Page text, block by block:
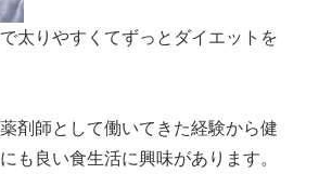
太りやすくてずっとダイエットを
剤師として働いてきた経験から健
も良い食生活に興味があります。